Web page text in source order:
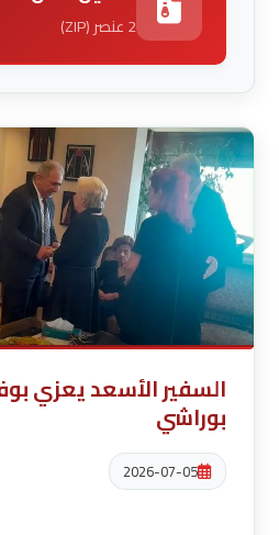
2 عنصر (ZIP)
السفير الأسعد يعزي
بوراشي
2026-07-05